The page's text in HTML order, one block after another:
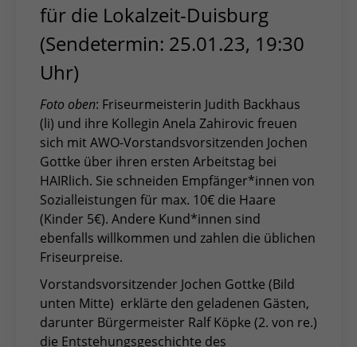
für die Lokalzeit-Duisburg
(Sendetermin: 25.01.23, 19:30
Uhr)
Foto oben: Friseurmeisterin Judith Backhaus
(li) und ihre Kollegin Anela Zahirovic freuen
sich mit AWO-Vorstandsvorsitzenden Jochen
Gottke über ihren ersten Arbeitstag bei
HAIRlich. Sie schneiden Empfänger*innen von
Sozialleistungen für max. 10€ die Haare
(Kinder 5€). Andere Kund*innen sind
ebenfalls willkommen und zahlen die üblichen
Friseurpreise.
Vorstandsvorsitzender Jochen Gottke (Bild
unten Mitte) erklärte den geladenen Gästen,
darunter Bürgermeister Ralf Köpke (2. von re.)
die Entstehungsgeschichte des